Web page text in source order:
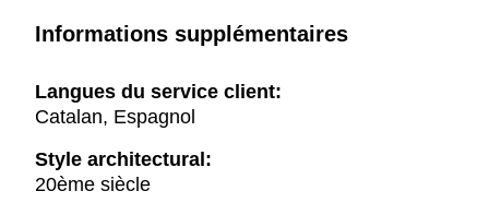
Informations supplémentaires
Langues du service client:
Catalan, Espagnol
Style architectural:
20ème siècle